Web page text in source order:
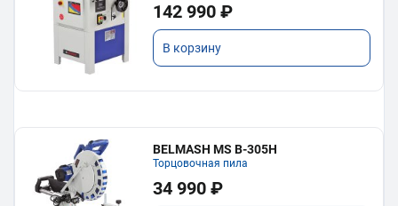
142 990 ₽
В корзину
BELMASH MS B-305H
Торцовочная пила
34 990 ₽